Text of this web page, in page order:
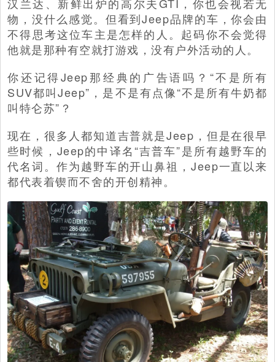
物，没什么感觉。但看到Jeep品牌的车，你会由
不得思考这位车主是怎样的人。起码你不会觉得
他就是那种有空就打游戏，没有户外活动的人。
你还记得Jeep那经典的广告语吗？“不是所有
SUV都叫Jeep”，是不是有点像“不是所有牛奶都
叫特仑苏”？
现在，很多人都知道吉普就是Jeep，但是在很早
些时候，Jeep的中译名“吉普车”是所有越野车的
代名词。作为越野车的开山鼻祖，Jeep一直以来
都代表着锲而不舍的开创精神。